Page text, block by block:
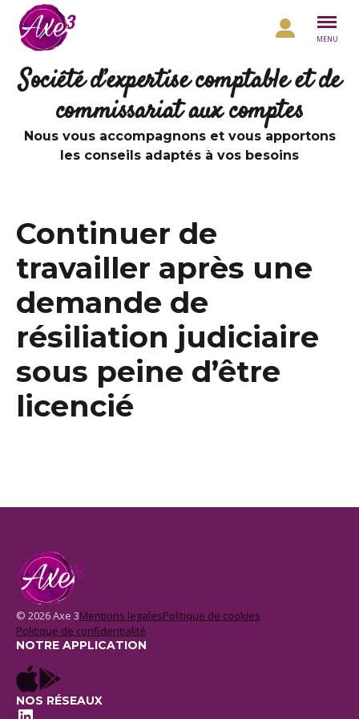
Aller au contenu
MENU
Société d’expertise comptable et de
commissariat aux comptes
Nous vous accompagnons et vous apportons
les conseils adaptés à vos besoins
Continuer de
travailler après une
demande de
résiliation judiciaire
sous peine d’être
licencié
© 2026 Axe 3Mentions legalesPolitique de cookies
Politique de confidentialité
NOTRE APPLICATION
NOS RÉSEAUX